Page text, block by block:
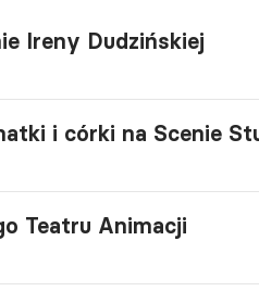
Ireny Dudzińskiej
i córki na Scenie
Teatru Animacji